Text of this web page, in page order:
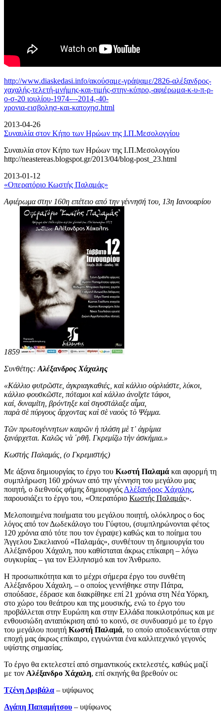
http://www.diaskedasi.info/ακούσαμε-γράψαμε/2826-αλέξανδρος-
χαχαλής-τελετή-μνήμης-και-τιμής-στην-κύπρο,-αφιέρωμα-κ-υ-π-ρ-
ο-σ-20 ιουλίου-1974-–-2014,-40-
χρονια-εισβολησ-και-κατοχησ.html
2013-04-26
Συναυλία στον Κήπο των Ηρώων της Ι.Π.Μεσολογγίου
Συναυλία στον Κήπο των Ηρώων της Ι.Π.Μεσολογγίου
http://neastereas.blogspot.gr/2013/04/blog-post_23.html
2013-01-12
«Οπερατόριο Κωστής Παλαμάς»
Αφιέρωμα στην 160η επέτειο από την γέννησή του, 13η Ιανουαρίου
1859
Συνθέτης: Αλέξανδρος Χάχαλης
«Κάλλιο φυτρῶστε, ἀγκριαγκαθιές, καὶ κάλλιο οὐρλιάστε, λύκοι,
κάλλιο φουσκῶστε, πόταμοι καὶ κάλλιο ἀνοῖχτε τάφοι,
καί, δυναμίτη, βρόντηξε καὶ σιγοστάλαξε αἷμα,
παρὰ σὲ πύργους ἄρχοντας καὶ σὲ ναοὺς τὸ Ψέμμα.
Τῶν πρωτογέννητων καιρῶν ἡ πλάση μὲ τ᾿ ἀγρίμια
ξανάρχεται. Καλῶς νὰ ῾ρθῆ. Γκρεμίζω τὴν ἀσκήμια.»
Κωστής Παλαμάς, (ο Γκρεμιστής)
Με άξονα δημιουργίας το έργο του Κωστή Παλαμά και αφορμή τη
συμπλήρωση 160 χρόνων από την γέννηση του μεγάλου μας
ποιητή, ο διεθνούς φήμης δημιουργός Αλέξανδρος Χάχαλης,
παρουσιάζει το έργο του, «Οπερατόριο Κωστής Παλαμάς».
Μελοποιημένα ποιήματα του μεγάλου ποιητή, ολόκληρος ο 6ος
λόγος από τον Δωδεκάλογο του Γύφτου, (συμπληρώνονται φέτος
120 χρόνια από τότε που τον έγραψε) καθώς και το ποίημα του
Άγγελου Σικελιανού «Παλαμάς», συνθέτουν τη δημιουργία του
Αλέξανδρου Χάχαλη, που καθίσταται άκρως επίκαιρη – λόγω
συγκυρίας – για τον Ελληνισμό και τον Άνθρωπο.
Η προσωπικότητα και το μέχρι σήμερα έργο του συνθέτη
Αλέξανδρου Χάχαλη, – ο οποίος γεννήθηκε στην Πάτρα,
σπούδασε, έδρασε και διακρίθηκε επί 21 χρόνια στη Νέα Υόρκη,
στο χώρο του θεάτρου και της μουσικής, ενώ το έργο του
προβάλλεται στην Ευρώπη και στην Ελλάδα ποικιλοτρόπως και με
ενθουσιώδη ανταπόκριση από το κοινό, σε συνδυασμό με το έργο
του μεγάλου ποιητή Κωστή Παλαμά, το οποίο αποδεικνύεται στην
εποχή μας άκρως επίκαιρο, εγγυώνται ένα καλλιτεχνικό γεγονός
υψίστης σημασίας.
Το έργο θα εκτελεστεί από σημαντικούς εκτελεστές, καθώς μαζί
με τον Αλέξανδρο Χάχαλη, επί σκηνής θα βρεθούν οι:
Τζένη Δριβάλα – υψίφωνος
Αγάπη Παπαμήτσου – υψίφωνος